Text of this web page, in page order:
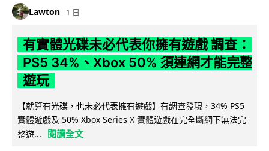
Lawton 1 日
有實體光碟未必代表你擁有遊戲 調查：
PS5 34%、Xbox 50% 須連網才能完整
遊玩
【就算有光碟，也未必代表擁有遊戲】有調查發現，34% PS5
實體遊戲及 50% Xbox Series X 實體遊戲在完全斷網下無法完
整遊...
閱讀全文